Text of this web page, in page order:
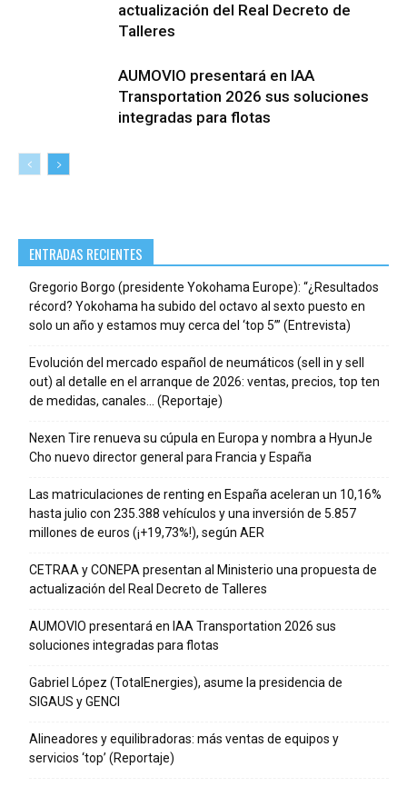
actualización del Real Decreto de
Talleres
AUMOVIO presentará en IAA
Transportation 2026 sus soluciones
integradas para flotas
ENTRADAS RECIENTES
Gregorio Borgo (presidente Yokohama Europe): “¿Resultados
récord? Yokohama ha subido del octavo al sexto puesto en
solo un año y estamos muy cerca del ‘top 5’” (Entrevista)
Evolución del mercado español de neumáticos (sell in y sell
out) al detalle en el arranque de 2026: ventas, precios, top ten
de medidas, canales… (Reportaje)
Nexen Tire renueva su cúpula en Europa y nombra a HyunJe
Cho nuevo director general para Francia y España
Las matriculaciones de renting en España aceleran un 10,16%
hasta julio con 235.388 vehículos y una inversión de 5.857
millones de euros (¡+19,73%!), según AER
CETRAA y CONEPA presentan al Ministerio una propuesta de
actualización del Real Decreto de Talleres
AUMOVIO presentará en IAA Transportation 2026 sus
soluciones integradas para flotas
Gabriel López (TotalEnergies), asume la presidencia de
SIGAUS y GENCI
Alineadores y equilibradoras: más ventas de equipos y
servicios ‘top’ (Reportaje)